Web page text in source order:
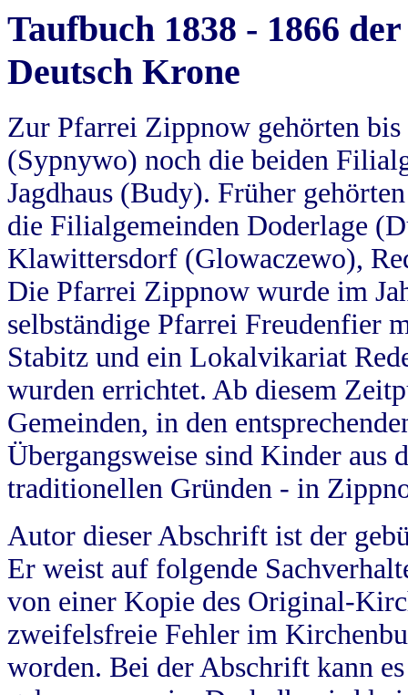
Taufbuch 1838 - 1866
Deutsch Krone
Zur Pfarrei Zippnow gehörten
(Sypnywo) noch die beiden
Jagdhaus (Budy). Früher
die Filialgemeinden Doderlage
Klawittersdorf (Glowaczewo),
Die Pfarrei Zippnow wurde im
selbständige Pfarrei Freudenfier
Stabitz und ein Lokalvikariat
wurden errichtet. Ab diesem
Gemeinden, in den
Übergangsweise sind Kinder aus
traditionellen Gründen - in
Autor dieser Abschrift ist der
Er weist auf folgende
von einer Kopie des Original-
zweifelsfreie Fehler im
worden. Bei der Abschrift kann